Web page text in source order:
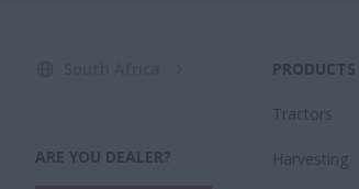
ARE YOU DEALER?
PRODUCTS
Tractors
Harvesting